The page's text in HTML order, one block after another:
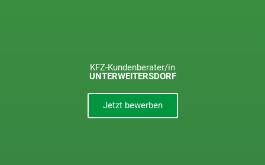
KFZ-Kundenberater/in
UNTERWEITERSDORF
Jetzt bewerben